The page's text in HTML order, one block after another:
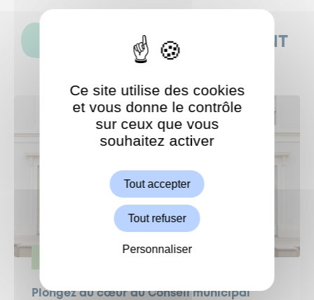
CES ACTUALITÉS POURRAIENT
AUSSI VOUS INTÉRESSER
Plongez au cœur du Conseil municipal
ShareThis est désactivé.
Ce site utilise des cookies
et vous donne le contrôle
sur ceux que vous
souhaitez activer
Tout accepter
Tout refuser
Personnaliser